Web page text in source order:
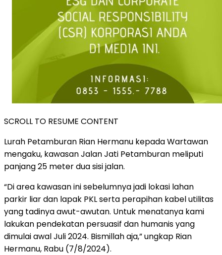
SCROLL TO RESUME CONTENT
Lurah Petamburan Rian Hermanu kepada Wartawan
mengaku, kawasan Jalan Jati Petamburan meliputi
panjang 25 meter dua sisi jalan.
“Di area kawasan ini sebelumnya jadi lokasi lahan
parkir liar dan lapak PKL serta perapihan kabel utilitas
yang tadinya awut-awutan. Untuk menatanya kami
lakukan pendekatan persuasif dan humanis yang
dimulai awal Juli 2024. Bismillah aja,” ungkap Rian
Hermanu, Rabu (7/8/2024).